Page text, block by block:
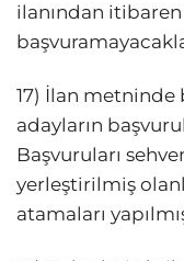
ilanından
17) İlan
adayların
Başvuruları
yerleştirilmiş
atamaları